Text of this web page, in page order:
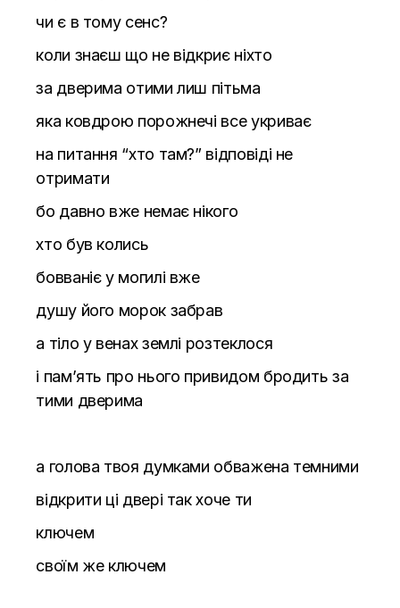
чи є в тому сенс?
коли знаєш що не відкриє ніхто
за дверима отими лиш пітьма
яка ковдрою порожнечі все укриває
на питання “хто там?” відповіді не
отримати
бо давно вже немає нікого
хто був колись
бовваніє у могилі вже
душу його морок забрав
а тіло у венах землі розтеклося
і пам’ять про нього привидом бродить за
тими дверима
а голова твоя думками обважена темними
відкрити ці двері так хоче ти
ключем
своїм же ключем